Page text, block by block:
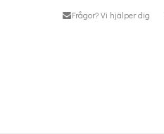
Frågor? Vi hjälper dig